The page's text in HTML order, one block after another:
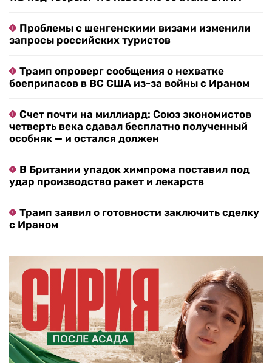
Проблемы с шенгенскими визами изменили
запросы российских туристов
Трамп опроверг сообщения о нехватке
боеприпасов в ВС США из-за войны с Ираном
Счет почти на миллиард: Союз экономистов
четверть века сдавал бесплатно полученный
особняк — и остался должен
В Британии упадок химпрома поставил под
удар производство ракет и лекарств
Трамп заявил о готовности заключить сделку
с Ираном